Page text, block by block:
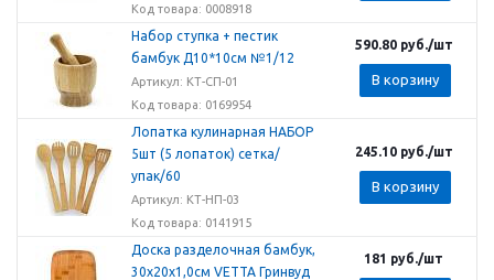
Код товара: 0008918
Набор ступка + пестик
бамбук Д10*10см №1/12
Артикул: КТ-СП-01
Код товара: 0169954
590.80руб./шт
В корзину
Лопатка кулинарная НАБОР
5шт (5 лопаток) сетка/
упак/60
Артикул: КТ-НП-03
Код товара: 0141915
245.10руб./шт
В корзину
Доска разделочная бамбук,
30х20х1,0см VETTA Гринвуд
181 руб./шт